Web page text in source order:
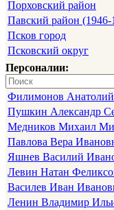
Порховский район
Павский район (1946-
Псков город
Псковский округ
Персоналии:
Филимонов Анатолий
Пушкин Александр
Медников Михаил
Павлова Вера
Яшнев Василий
Левин Натан
Василев Иван
Ленин Владимир